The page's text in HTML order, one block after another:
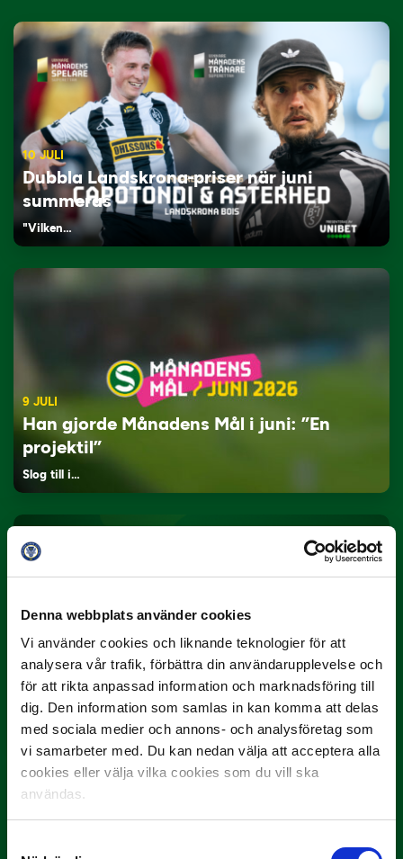
Denna webbplats använder cookies
Vi använder cookies och liknande teknologier för att
analysera vår trafik, förbättra din användarupplevelse och
för att rikta anpassad information och marknadsföring till
dig. Den information som samlas in kan komma att delas
med sociala medier och annons- och analysföretag som
vi samarbeter med. Du kan nedan välja att acceptera alla
cookies eller välja vilka cookies som du vill ska
användas.
10 JULI
Dubbla Landskrona-priser när juni
summeras
"Vilken…
9 JULI
Han gjorde Månadens Mål i juni: ”En
projektil”
Slog till i…
3 JULI
Rösta på Månadens Spelare i juni
Yttrar gör…